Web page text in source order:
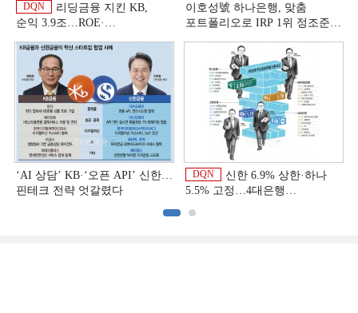
DQN
리딩금융 지킨 KB,
순익 3.9조…ROE·
상반기 금융 리그테이블]
이호성號 하나은행, 맞춤
포트폴리오로 IRP 1위 정조준
‘AI 상담’ KB·‘오픈 API’ 신한…
핀테크 전략 엇갈렸다
DQN
신한 6.9% 상한·하나
5.5% 고정…4대은행